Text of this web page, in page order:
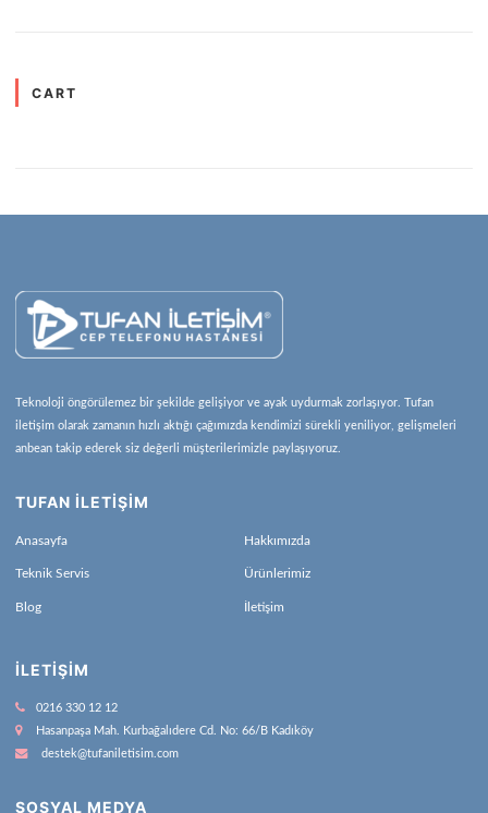
CART
Teknoloji öngörülemez bir şekilde gelişiyor ve ayak uydurmak zorlaşıyor. Tufan
iletişim olarak zamanın hızlı aktığı çağımızda kendimizi sürekli yeniliyor, gelişmeleri
anbean takip ederek siz değerli müşterilerimizle paylaşıyoruz.
TUFAN İLETİŞİM
Anasayfa Hakkımızda
Teknik Servis Ürünlerimiz
Blog İletişim
İLETIŞIM
0216 330 12 12
Hasanpaşa Mah. Kurbağalıdere Cd. No: 66/B Kadıköy
destek@tufaniletisim.com
SOSYAL MEDYA